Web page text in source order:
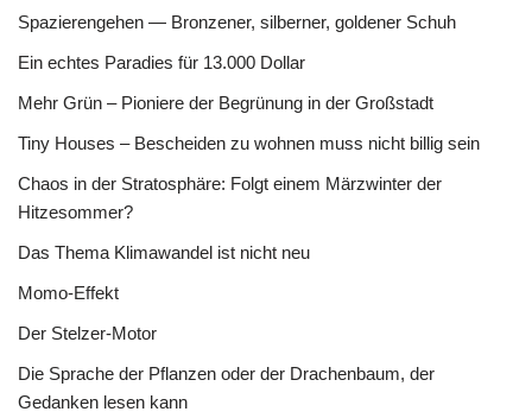
Spazierengehen — Bronzener, silberner, goldener Schuh
Ein echtes Paradies für 13.000 Dollar
Mehr Grün – Pioniere der Begrünung in der Großstadt
Tiny Houses – Bescheiden zu wohnen muss nicht billig sein
Chaos in der Stratosphäre: Folgt einem Märzwinter der
Hitzesommer?
Das Thema Klimawandel ist nicht neu
Momo-Effekt
Der Stelzer-Motor
Die Sprache der Pflanzen oder der Drachenbaum, der
Gedanken lesen kann